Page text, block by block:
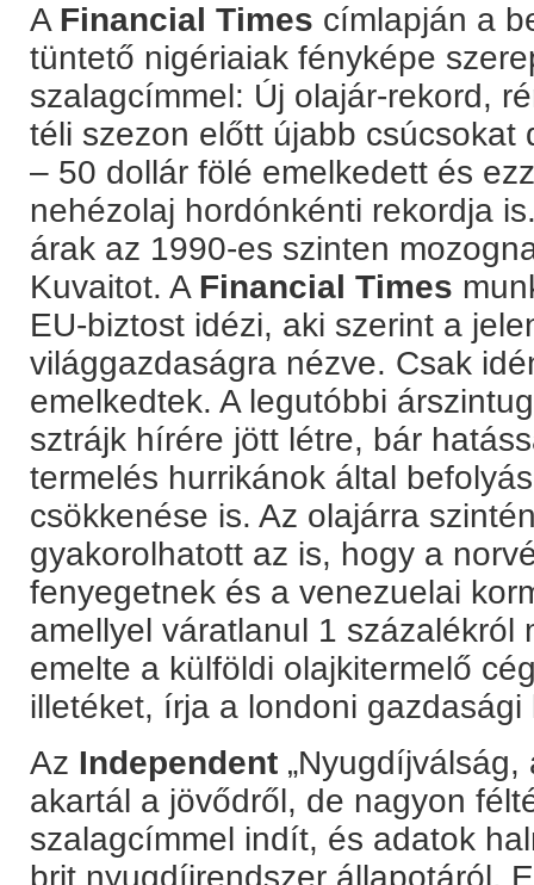
A Financial Times címlapján a
tüntető nigériaiak fényképe
szalagcímmel: Új olajár-rekord,
téli szezon előtt újabb csúcsokat
– 50 dollár fölé emelkedett és
nehézolaj hordónkénti rekordja
árak az 1990-es szinten
Kuvaitot. A Financial Times
EU-biztost idézi, aki szerint a
világgazdaságra nézve. Csak
emelkedtek. A legutóbbi
sztrájk hírére jött létre, bár
termelés hurrikánok által
csökkenése is. Az olajárra
gyakorolhatott az is, hogy a
fenyegetnek és a venezuelai
amellyel váratlanul 1 százalékról
emelte a külföldi olajkitermelő
illetéket, írja a londoni gazdasági
Az Independent
akartál a jövődről, de nagyon
szalagcímmel indít, és adatok
brit nyugdíjrendszer állapotáról.